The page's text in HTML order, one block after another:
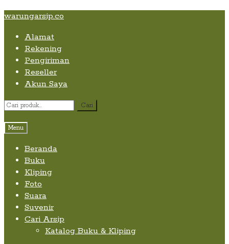
Skip
content
Skip
navigation
Skip
content
warungarsip.co
Alamat
Rekening
Pengiriman
Reseller
Akun Saya
Pencarian
Cari
Menu
Beranda
Buku
Kliping
Foto
Suara
Suvenir
Cari Arsip
Katalog Buku & Kliping